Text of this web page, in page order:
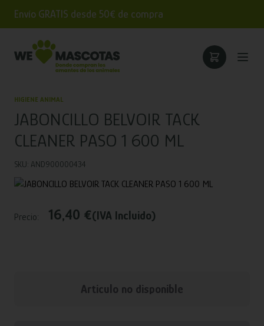
Envío GRATIS desde 50€ de compra
HIGIENE ANIMAL
JABONCILLO BELVOIR TACK
CLEANER PASO 1 600 ML
SKU: AND900000434
Precio: 16,40 €(IVA Incluido)
Articulo no disponible